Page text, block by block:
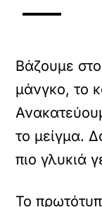
Βάζουμε
μάνγκο, το
το μείγμα.
πιο γλυκιά
Το